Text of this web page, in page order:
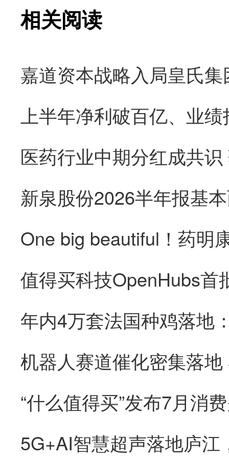
相关阅读
医药行业中期分红成共
“什么值得买”发布7月消